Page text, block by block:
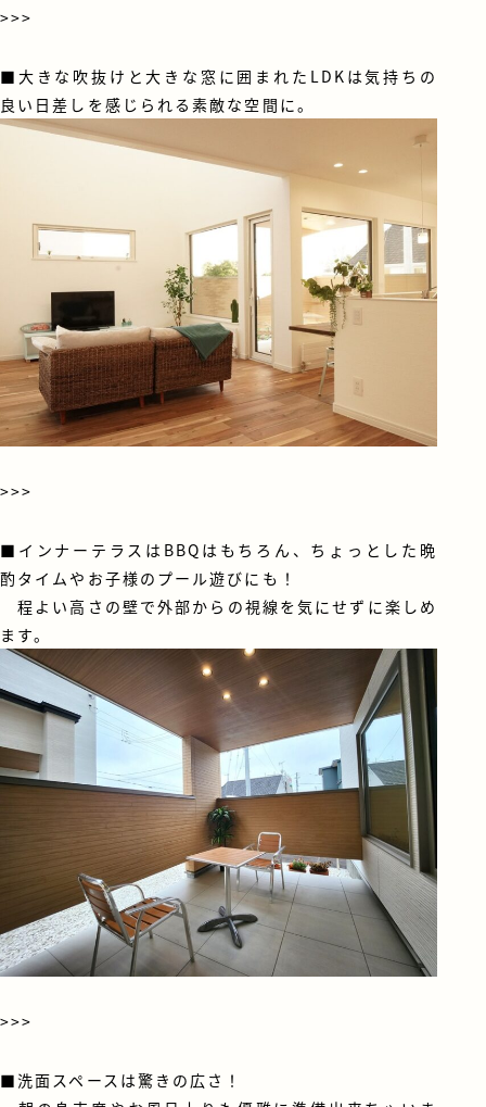
>>>
■大きな吹抜けと大きな窓に囲まれたLDKは気持ちの
良い日差しを感じられる素敵な空間に。
>>>
■インナーテラスはBBQはもちろん、ちょっとした晩
酌タイムやお子様のプール遊びにも！
程よい高さの壁で外部からの視線を気にせずに楽しめ
ます。
>>>
■洗面スペースは驚きの広さ！